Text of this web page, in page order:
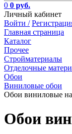
0 0 руб.
Личный кабинет
Войти /
Главная страница
Каталог
Прочее
Стройматериалы
Отделочные
Обои
Виниловые обои
Обои виниловые
Обои